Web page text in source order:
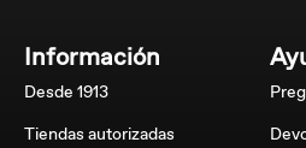
Información
Desde 1913
Tiendas autorizadas